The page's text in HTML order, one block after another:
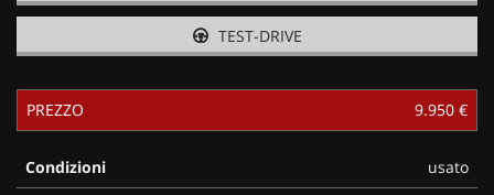
TEST-DRIVE
PREZZO 9.950 €
Condizioni
usato